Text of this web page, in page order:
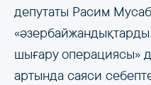
депутаты Расим
шығару операциясы»
артында саяси